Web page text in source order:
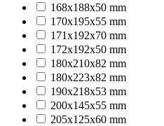
168x188x50 mm
170x195x55 mm
171x192x70 mm
172x192x50 mm
180x210x82 mm
180x223x82 mm
190x218x53 mm
200x145x55 mm
205x125x60 mm